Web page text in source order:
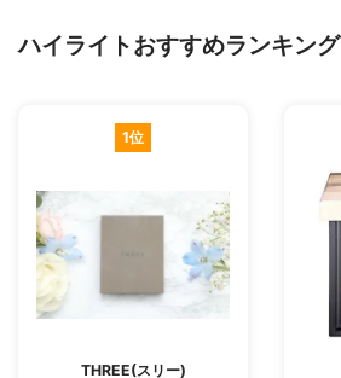
ハイライトおすすめランキング
1位
THREE(スリー)